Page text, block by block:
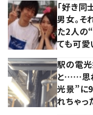
「好き同
男女。
た2人の
ても可愛
駅の電
と……思
光景”に
れちゃっ